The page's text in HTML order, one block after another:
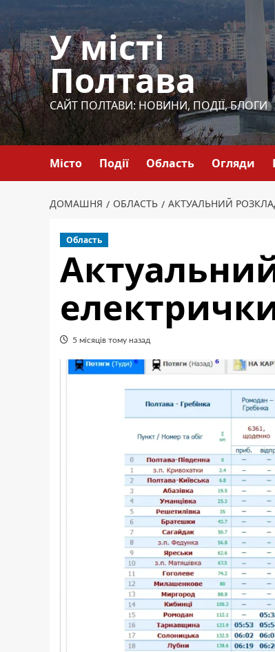
до
вмісту
У місті
Полтава
САЙТ ПОЛТАВИ: НОВИНИ, ПОДІЇ, БЛОГИ
Місто Події Область Огляди
ДОМАШНЯ ОБЛАСТЬ АКТУАЛЬНИЙ
Область
5 місяців тому назад